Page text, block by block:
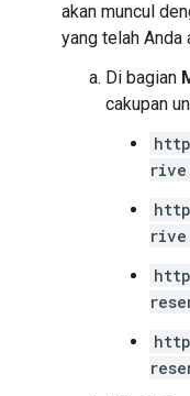
akan muncul
yang telah Anda
Di bagian
cakupan